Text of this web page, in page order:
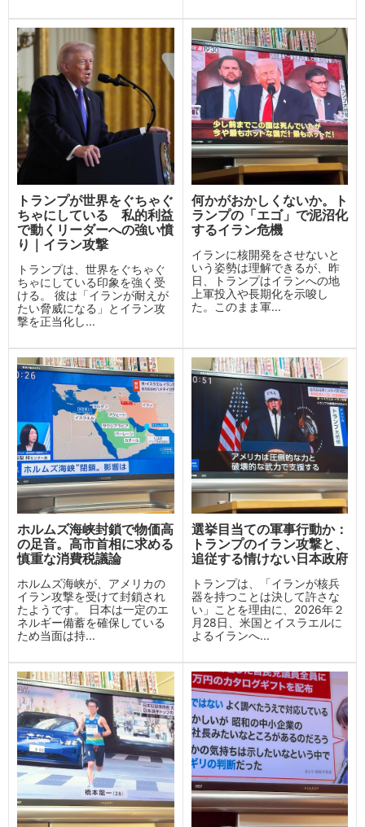
トランプが世界をぐちゃぐ
ちゃにしている 私的利益
で動くリーダーへの強い憤
り｜イラン攻撃
トランプは、世界をぐちゃぐ
ちゃにしている印象を強く受
ける。 彼は「イランが耐えが
たい脅威になる」とイラン攻
撃を正当化し...
何かがおかしくないか。ト
ランプの「エゴ」で泥沼化
するイラン危機
イランに核開発をさせないと
いう姿勢は理解できるが、昨
日、トランプはイランへの地
上軍投入や長期化を示唆し
た。このまま軍...
ホルムズ海峡封鎖で物価高
の足音。高市首相に求める
慎重な消費税議論
ホルムズ海峡が、アメリカの
イラン攻撃を受けて封鎖され
たようです。 日本は一定のエ
ネルギー備蓄を確保している
ため当面は持...
選挙目当ての軍事行動か：
トランプのイラン攻撃と、
追従する情けない日本政府
トランプは、「イランが核兵
器を持つことは決して許さな
い」ことを理由に、2026年２
月28日、米国とイスラエルに
よるイランへ...